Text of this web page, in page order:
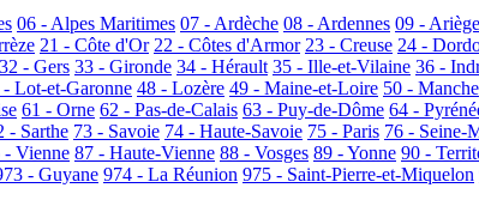
06 - Alpes Maritimes 07 - Ardèche 08 - Ardennes 09 - Ariège
21 - Côte d'Or 22 - Côtes d'Armor 23 - Creuse 24 -
32 - Gers 33 - Gironde 34 - Hérault 35 - Ille-et-Vilaine 36 -
- Lot-et-Garonne 48 - Lozère 49 - Maine-et-Loire 50 - Manche
61 - Orne 62 - Pas-de-Calais 63 - Puy-de-Dôme 64 -
- Sarthe 73 - Savoie 74 - Haute-Savoie 75 - Paris 76 - Seine-
- Vienne 87 - Haute-Vienne 88 - Vosges 89 - Yonne 90 -
- Guyane 974 - La Réunion 975 - Saint-Pierre-et-Miquelon